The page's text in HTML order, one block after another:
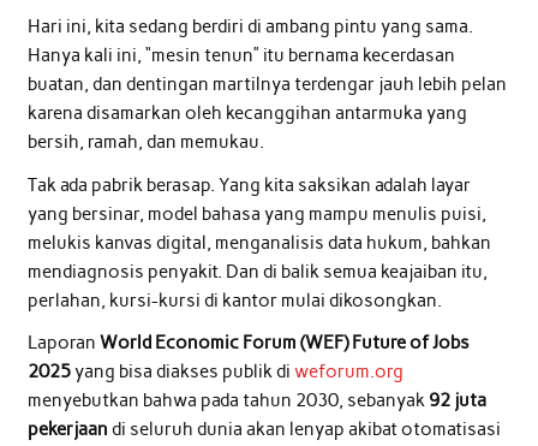
Hari ini, kita sedang berdiri di ambang pintu yang sama.
Hanya kali ini, “mesin tenun” itu bernama kecerdasan
buatan, dan dentingan martilnya terdengar jauh lebih pelan
karena disamarkan oleh kecanggihan antarmuka yang
bersih, ramah, dan memukau.
Tak ada pabrik berasap. Yang kita saksikan adalah layar
yang bersinar, model bahasa yang mampu menulis puisi,
melukis kanvas digital, menganalisis data hukum, bahkan
mendiagnosis penyakit. Dan di balik semua keajaiban itu,
perlahan, kursi-kursi di kantor mulai dikosongkan.
Laporan World Economic Forum (WEF) Future of Jobs
2025yang bisa diakses publik di weforum.org
menyebutkan bahwa pada tahun 2030, sebanyak 92 juta
pekerjaan di seluruh dunia akan lenyap akibat otomatisasi